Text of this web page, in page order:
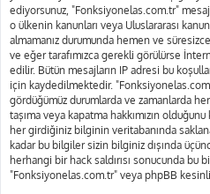
ediyorsunuz, "Fonksiyonelas.com.tr"
o ülkenin kanunları veya Uluslararası
almamanız durumunda hemen ve
ve eğer tarafımızca gerekli görülürse
edilir. Bütün mesajların IP adresi bu
için kaydedilmektedir.
gördüğümüz durumlarda ve zamanlarda
taşıma veya kapatma hakkımızın
her girdiğiniz bilginin veritabanında
kadar bu bilgiler sizin bilginiz dışında
herhangi bir hack saldırısı sonucunda bu
"Fonksiyonelas.com.tr" veya phpBB